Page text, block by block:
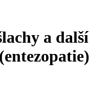
a další